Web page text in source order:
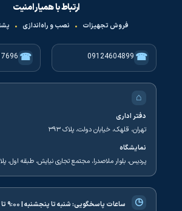
ارتباط با همیار امنیت
فروش تجهیزات • نصب و راه‌اندازی •
☎
09124604899
☎
⌂
دفتر اداری
تهران، قلهک، خیابان دولت، پلاک ۳۹۳
نمایشگاه
پردیس، بلوار ملاصدرا، مجتمع تجاری نیایش، طبقه اول،
◷ ساعات پاسخگویی:شنبه تا پنجشنبه | ۹:۰۰ تا ۱۷:۰۰